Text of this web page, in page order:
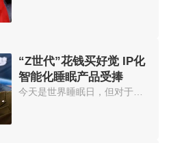
“Z世代”花钱买好觉 IP化
智能化睡眠产品受捧